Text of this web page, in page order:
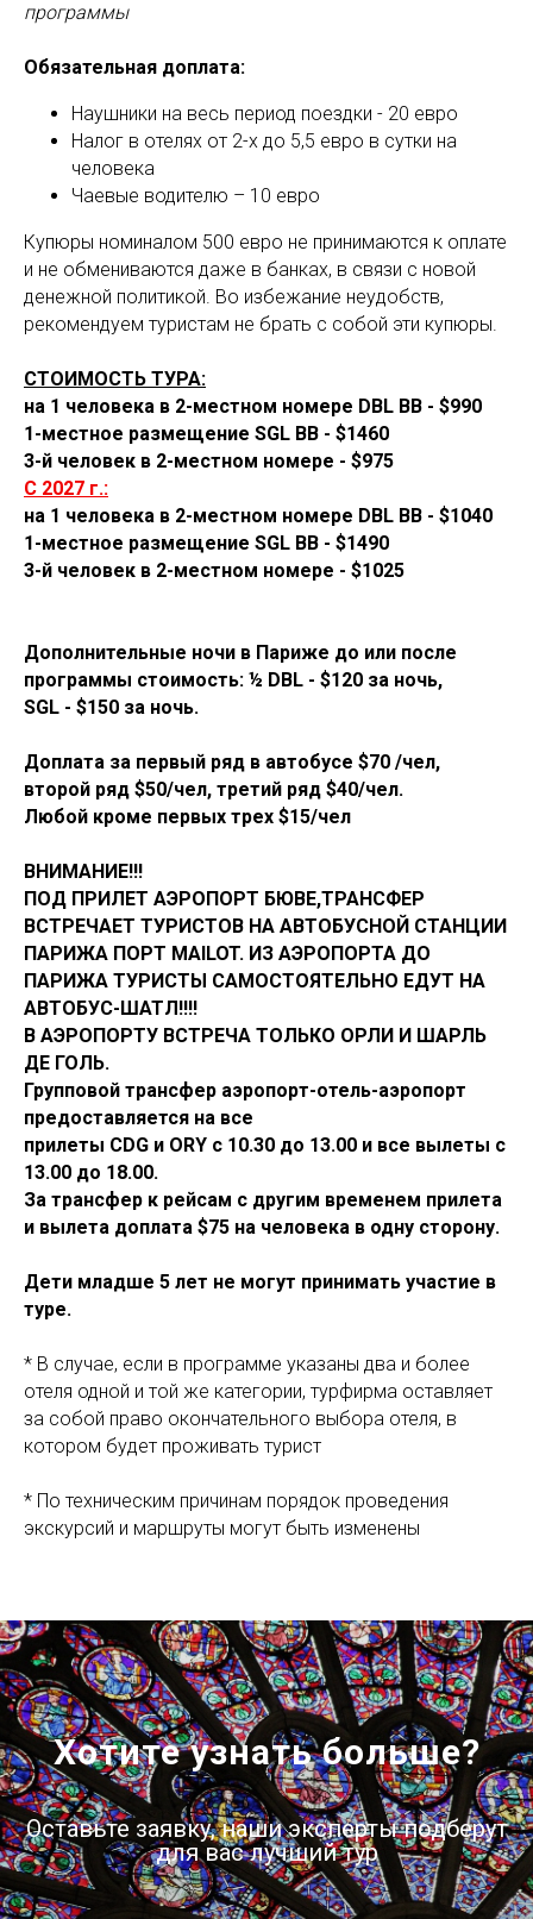
программы
Обязательная доплата:
Наушники на весь период поездки - 20 евро
Налог в отелях от 2-х до 5,5 евро в сутки на
человека
Чаевые водителю – 10 евро
Купюры номиналом 500 евро не принимаются к оплате
и не обмениваются даже в банках, в связи с новой
денежной политикой. Во избежание неудобств,
рекомендуем туристам не брать с собой эти купюры.
СТОИМОСТЬ ТУРА:
на 1 человека в 2-местном номере DBL BB - $990
1-местное размещение SGL BB - $1460
3-й человек в 2-местном номере - $975
С 2027 г.:
на 1 человека в 2-местном номере DBL BB - $1040
1-местное размещение SGL BB - $1490
3-й человек в 2-местном номере - $1025
Дополнительные ночи в Париже до или после
программы стоимость: ½ DBL - $120 за ночь,
SGL - $150 за ночь.
Доплата за первый ряд в автобусе $70 /чел,
второй ряд $50/чел, третий ряд $40/чел.
Любой кроме первых трех $15/чел
ВНИМАНИЕ!!!
ПОД ПРИЛЕТ АЭРОПОРТ БЮВЕ,ТРАНСФЕР
ВСТРЕЧАЕТ ТУРИСТОВ НА АВТОБУСНОЙ СТАНЦИИ
ПАРИЖА ПОРТ MAILOT. ИЗ АЭРОПОРТА ДО
ПАРИЖА ТУРИСТЫ САМОСТОЯТЕЛЬНО ЕДУТ НА
АВТОБУС-ШАТЛ!!!!
В АЭРОПОРТУ ВСТРЕЧА ТОЛЬКО ОРЛИ И ШАРЛЬ
ДЕ ГОЛЬ.
Групповой трансфер аэропорт-отель-аэропорт
предоставляется на все
прилеты CDG и ORY с 10.30 до 13.00 и все вылеты с
13.00 до 18.00.
За трансфер к рейсам с другим временем прилета
и вылета доплата $75 на человека в одну сторону.
Дети младше 5 лет не могут принимать участие в
туре.
* В случае, если в программе указаны два и более
отеля одной и той же категории, турфирма оставляет
за собой право окончательного выбора отеля, в
котором будет проживать турист
* По техническим причинам порядок проведения
экскурсий и маршруты могут быть изменены
Хотите узнать больше?
Оставьте заявку, наши эксперты подберут
для вас лучший тур